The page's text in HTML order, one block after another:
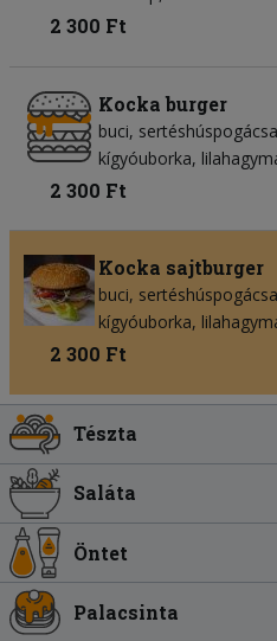
2 300 Ft
Kocka burger
buci sertéshúspogácsa
kígyóuborka
2 300 Ft
Kocka sajtburger
buci sertéshúspogácsa
kígyóuborka
2 300 Ft
Tészta
Saláta
Öntet
Palacsinta